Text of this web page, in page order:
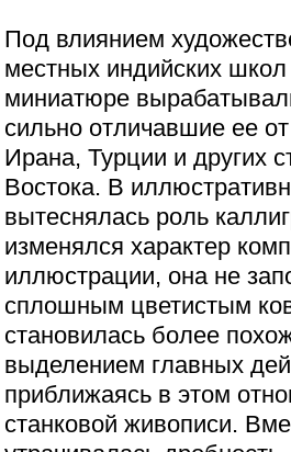
Под влиянием
местных индийских школ
миниатюре
сильно отличавшие ее
Ирана, Турции и других
Востока. В
вытеснялась роль
изменялся характер
иллюстрации, она не
сплошным цветистым
становилась более
выделением главных
приближаясь в этом
станковой живописи.